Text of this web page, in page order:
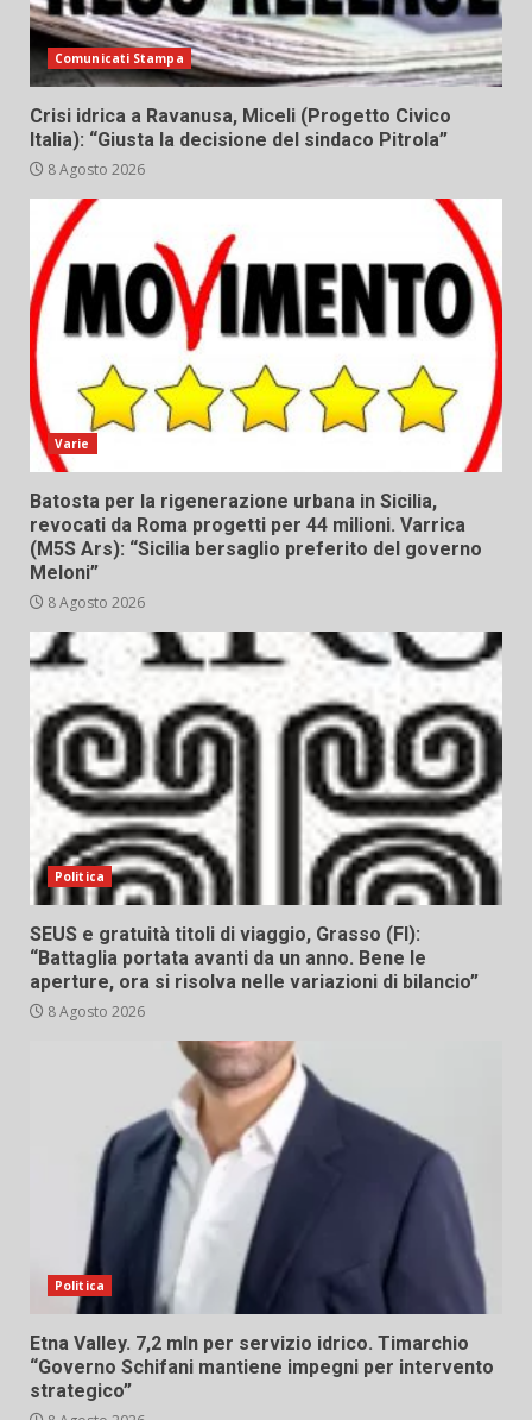
Comunicati Stampa
Crisi idrica a Ravanusa, Miceli (Progetto Civico
Italia): “Giusta la decisione del sindaco Pitrola”
8 Agosto 2026
Varie
Batosta per la rigenerazione urbana in Sicilia,
revocati da Roma progetti per 44 milioni. Varrica
(M5S Ars): “Sicilia bersaglio preferito del governo
Meloni”
8 Agosto 2026
Politica
SEUS e gratuità titoli di viaggio, Grasso (FI):
“Battaglia portata avanti da un anno. Bene le
aperture, ora si risolva nelle variazioni di bilancio”
8 Agosto 2026
Politica
Etna Valley. 7,2 mln per servizio idrico. Timarchio
“Governo Schifani mantiene impegni per intervento
strategico”